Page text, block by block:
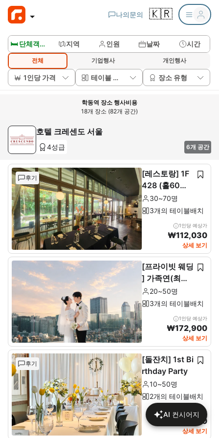
나의문의 🇰🇷
🛏️ 단체객실보기 지역 인원 날짜 시간
전체 기업행사 개인행사
1인당 가격 테이블 배치 장소 유형
학동역 장소 행사비용
18개 장소 (82개 공간)
호텔 크레센도 서울
4성급 6개 공간
후기
[레스토랑] 1F
428 (홀60석+
룸10석)
30~70명
3개의 테이블배치
1인당 예상가
₩112,030
상세 보기
[프라이빗 웨딩
] 가족연(최소2
0~최대 50인)
20~50명
3개의 테이블배치
1인당 예상가
₩172,900
상세 보기
후기
[돌잔치] 1st Bi
rthday Party
10~50명
2개의 테이블배치
1인당 예상가
₩137,680
상세 보기
AI 컨시어지